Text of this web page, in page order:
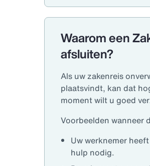
Waarom een
afsluiten?
Als uw zakenreis
plaatsvindt, kan dat
moment wilt u goed
Voorbeelden wanneer
Uw werknemer
hulp nodig.